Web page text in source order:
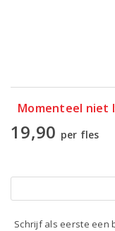
Momenteel niet
19,90 per fles
Schrijf als eerste een